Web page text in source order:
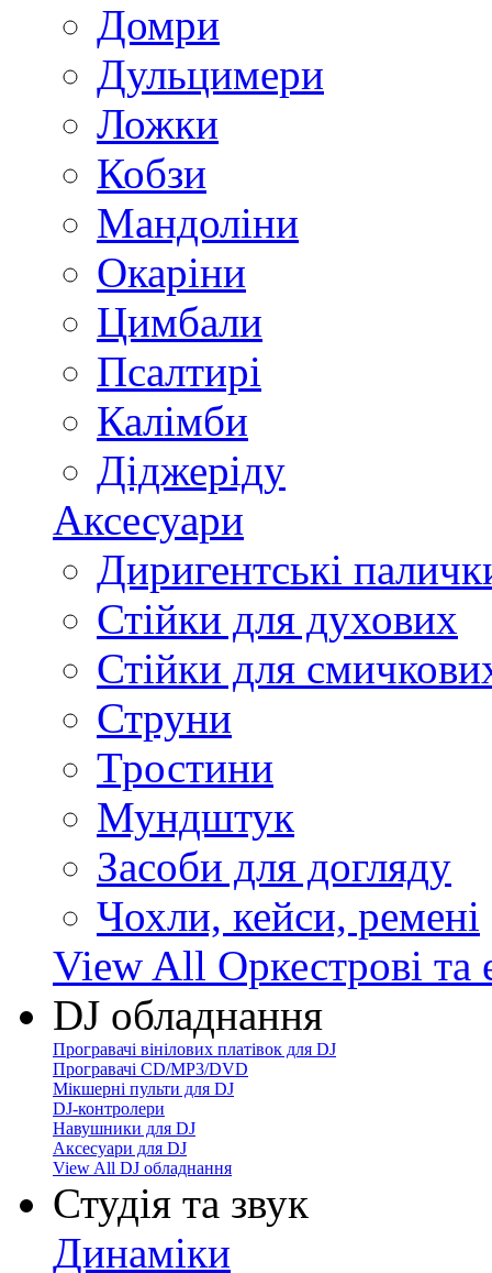
Домри
Дульцимери
Ложки
Кобзи
Мандоліни
Окаріни
Цимбали
Псалтирі
Калімби
Діджеріду
Аксесуари
Диригентські
Стійки для духових
Стійки для
Струни
Тростини
Мундштук
Засоби для догляду
Чохли, кейси, ремені
View All Оркестрові та
DJ обладнання
Програвачі вінілових платівок для DJ
Програвачі CD/MP3/DVD
Мікшерні пульти для DJ
DJ-контролери
Навушники для DJ
Аксесуари для DJ
View All DJ обладнання
Студія та звук
Динаміки